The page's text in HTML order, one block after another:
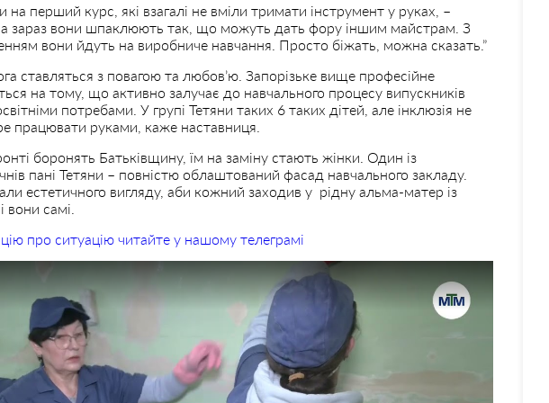
перший курс, які взагалі не вміли тримати інструмент у руках, –
а зараз вони шпаклюють так, що можуть дать фору іншим майстрам. З
вони йдуть на виробниче навчання. Просто біжать, можна сказать.”
ставляться з повагою та любов’ю. Запорізьке вище професійне
на тому, що активно залучає до навчального процесу випускників
потребами. У групі Тетяни таких 6 таких дітей, але інклюзія не
працювати руками, каже наставниця.
боронять Батьківщину, їм на заміну стають жінки. Один із
пані Тетяни – повністю облаштований фасад навчального закладу.
естетичного вигляду, аби кожний заходив у рідну альма-матер із
вони самі.
про ситуацію читайте у нашому телеграмі